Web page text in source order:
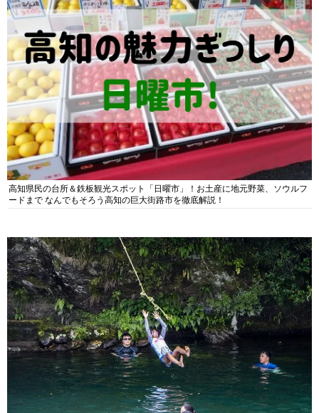
高知県民の台所＆鉄板観光スポット「日曜市」！お土産に地元野菜、ソウルフ
ードまで なんでもそろう高知の巨大街路市を徹底解説！